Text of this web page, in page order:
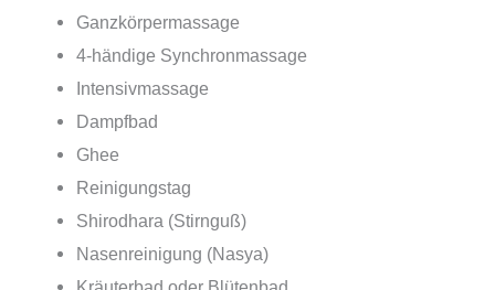
Ganzkörpermassage
4-händige Synchronmassage
Intensivmassage
Dampfbad
Ghee
Reinigungstag
Shirodhara (Stirnguß)
Nasenreinigung (Nasya)